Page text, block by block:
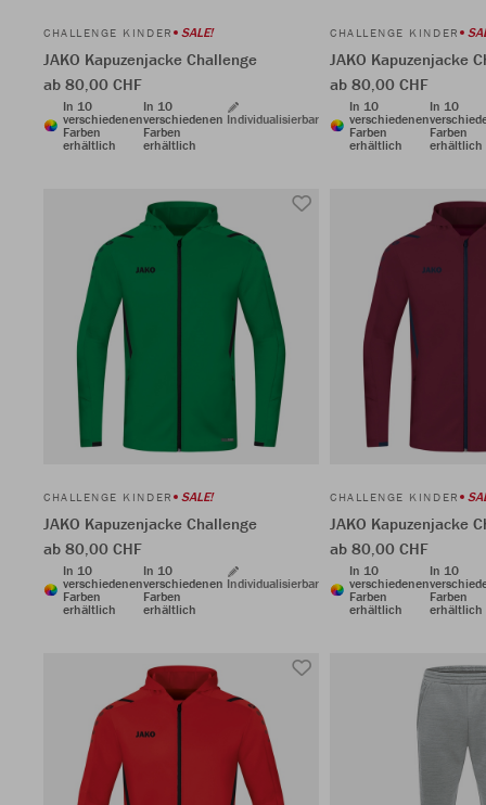
CHALLENGE KINDER SALE!
JAKO Kapuzenjacke Challenge
ab 80,00 CHF
In 10
verschiedenen
Farben
erhältlich
In 10
verschiedenen
Farben
erhältlich
Individualisierbar
CHALLENGE KINDER
JAKO Kapuzenjacke
ab 80,00 CHF
In 10
verschiedenen
Farben
erhältlich
In 10
Farben
erhältlich
CHALLENGE KINDER SALE!
JAKO Kapuzenjacke Challenge
ab 80,00 CHF
In 10
verschiedenen
Farben
erhältlich
In 10
verschiedenen
Farben
erhältlich
Individualisierbar
CHALLENGE KINDER
JAKO Kapuzenjacke
ab 80,00 CHF
In 10
verschiedenen
Farben
erhältlich
In 10
Farben
erhältlich